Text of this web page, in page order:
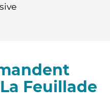
Feuillade